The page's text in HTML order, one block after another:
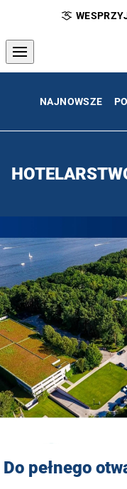
NAJNOWSZE
Do pełnego